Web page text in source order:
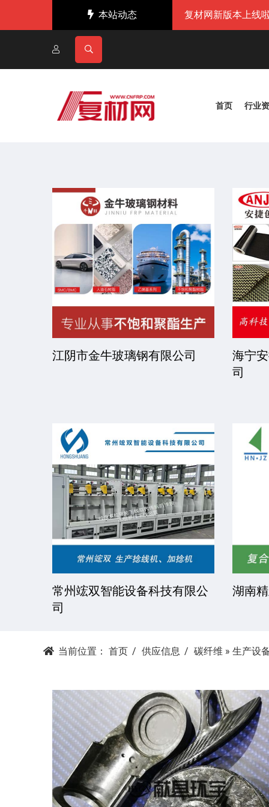
本站动态 复材网新版本上线
首页 行业
京华派克邯郸机械科技有限公
福建
湘潭科达机械设备有限公司 东莞
当前位置： 首页 供应信息 碳纤维 » 生产设